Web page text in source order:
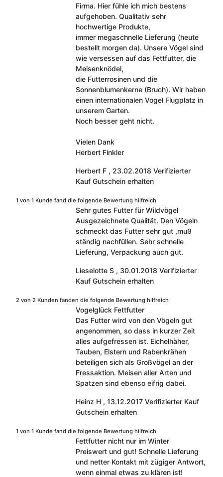
Firma. Hier fühle ich mich bestens
aufgehoben. Qualitativ sehr
hochwertige Produkte,
immer megaschnelle Lieferung (heute
bestellt morgen da). Unsere Vögel sind
wie versessen auf das Fettfutter, die
Meisenknödel,
die Futterrosinen und die
Sonnenblumenkerne (Bruch). Wir haben
einen internationalen Vogel Flugplatz in
unserem Garten.
Noch besser geht nicht.
Vielen Dank
Herbert Finkler
Herbert F , 23.02.2018 Verifizierter
Kauf Gutschein erhalten
1 von 1 Kunde fand die folgende Bewertung hilfreich
Sehr gutes Futter für Wildvögel
Ausgezeichnete Qualität. Den Vögeln
schmeckt das Futter sehr gut ,muß
ständig nachfüllen. Sehr schnelle
Lieferung, Verpackung auch gut.
Lieselotte S , 30.01.2018 Verifizierter
Kauf Gutschein erhalten
2 von 2 Kunden fanden die folgende Bewertung hilfreich
Vogelglück Fettfutter
Das Futter wird von den Vögeln gut
angenommen, so dass in kurzer Zeit
alles aufgefressen ist. Eichelhäher,
Tauben, Elstern und Rabenkrähen
beteiligen sich als Großvögel an der
Fressaktion. Meisen aller Arten und
Spatzen sind ebenso eifrig dabei.
Heinz H , 13.12.2017 Verifizierter Kauf
Gutschein erhalten
1 von 1 Kunde fand die folgende Bewertung hilfreich
Fettfutter nicht nur im Winter
Preiswert und gut! Schnelle Lieferung
und netter Kontakt mit zügiger Antwort,
wenn einmal etwas zu klären ist!